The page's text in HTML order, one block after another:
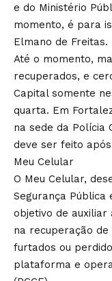
e do Ministério
momento, é para
Elmano de Freitas.
Até o momento,
recuperados, e
Capital somente
quarta. Em
na sede da Polícia
deve ser feito
Meu Celular
O Meu Celular,
Segurança Pública
objetivo de auxiliar
na recuperação
furtados ou
plataforma e